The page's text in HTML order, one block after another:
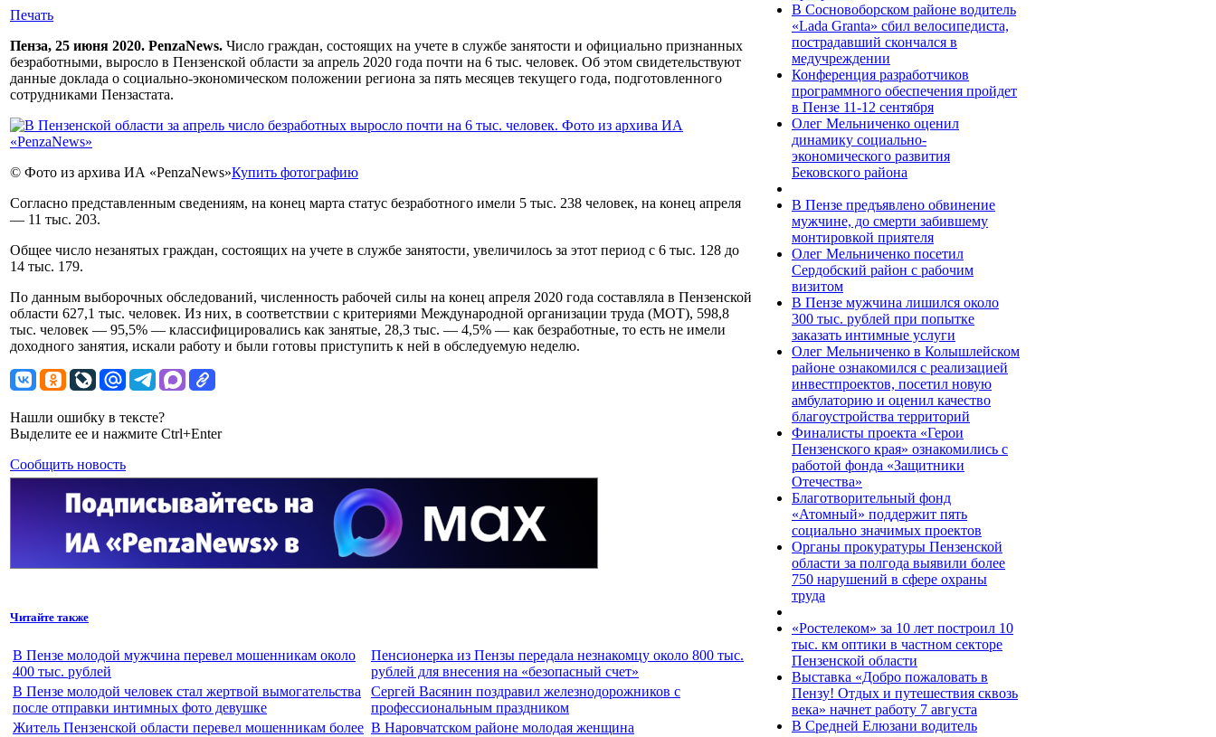
Печать
Пенза, 25 июня 2020. PenzaNews. Число граждан, состоящих на учете в службе занятости и официально признанных
безработными, выросло в Пензенской области за апрель 2020 года почти на 6 тыс. человек. Об этом свидетельствуют
данные доклада о социально-экономическом положении региона за пять месяцев текущего года, подготовленного
сотрудниками Пензастата.
© Фото из архива ИА «PenzaNews»Купить фотографию
Согласно представленным сведениям, на конец марта статус безработного имели 5 тыс. 238 человек, на конец апреля
— 11 тыс. 203.
Общее число незанятых граждан, состоящих на учете в службе занятости, увеличилось за этот период с 6 тыс. 128 до
14 тыс. 179.
По данным выборочных обследований, численность рабочей силы на конец апреля 2020 года составляла в Пензенской
области 627,1 тыс. человек. Из них, в соответствии с критериями Международной организации труда (МОТ), 598,8
тыс. человек — 95,5% — классифицировались как занятые, 28,3 тыс. — 4,5% — как безработные, то есть не имели
доходного занятия, искали работу и были готовы приступить к ней в обследуемую неделю.
Нашли ошибку в тексте?
Выделите ее и нажмите Ctrl+Enter
Сообщить новость
Читайте также
В Пензе молодой мужчина перевел мошенникам около
400 тыс. рублей
Пенсионерка из Пензы передала незнакомцу около 800 тыс.
рублей для внесения на «безопасный счет»
В Пензе молодой человек стал жертвой вымогательства
после отправки интимных фото девушке
Сергей Васянин поздравил железнодорожников с
профессиональным праздником
Житель Пензенской области перевел мошенникам более В Наровчатском районе молодая женщина
В Сосновоборском районе водитель
«Lada Granta» сбил велосипедиста,
пострадавший скончался в
медучреждении
Конференция разработчиков
программного обеспечения пройдет
в Пензе 11-12 сентября
Олег Мельниченко оценил
динамику социально-
экономического развития
Бековского района
В Пензе предъявлено обвинение
мужчине, до смерти забившему
монтировкой приятеля
Олег Мельниченко посетил
Сердобский район с рабочим
визитом
В Пензе мужчина лишился около
300 тыс. рублей при попытке
заказать интимные услуги
Олег Мельниченко в Колышлейском
районе ознакомился с реализацией
инвестпроектов, посетил новую
амбулаторию и оценил качество
благоустройства территорий
Финалисты проекта «Герои
Пензенского края» ознакомились с
работой фонда «Защитники
Отечества»
Благотворительный фонд
«Атомный» поддержит пять
социально значимых проектов
Органы прокуратуры Пензенской
области за полгода выявили более
750 нарушений в сфере охраны
труда
«Ростелеком» за 10 лет построил 10
тыс. км оптики в частном секторе
Пензенской области
Выставка «Добро пожаловать в
Пензу! Отдых и путешествия сквозь
века» начнет работу 7 августа
В Средней Елюзани водитель